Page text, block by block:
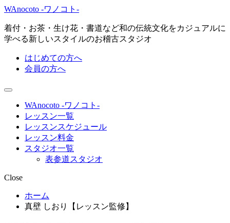
WAnocoto -ワノコト-
着付・お茶・生け花・書道など和の伝統文化をカジュアルに
学べる新しいスタイルのお稽古スタジオ
はじめての方へ
会員の方へ
WAnocoto -ワノコト-
レッスン一覧
レッスンスケジュール
レッスン料金
スタジオ一覧
表参道スタジオ
Close
ホーム
真壁 しおり【レッスン監修】